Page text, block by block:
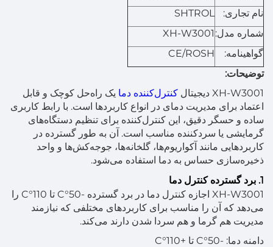
نام تجاری:
SHTROL
شماره مدل: XH-W3001
گواهینامه:
CE/ROSH
توضیحات:
XH-W3001 دیجیتال
کنترل‌کننده دما یک راه‌حل کوچک و قابل
اعتماد برای مدیریت دمای در انواع کاربردها است. با رابط کاربری
ساده و حسگر دقیق، این کنترل‌کننده برای تنظیم دستگاه‌های
گرمایشی یا سردکننده مناسب است. آن به طور گسترده در
کاربردهایی مانند آکواریوم‌ها، گلخانه‌ها، جوجه‌کش‌ها و واحد
ذخیره‌سازی حساس به دما استفاده می‌شود.
1. برد گسترده کنترل دما
XH-W3001 اجازه کنترل دما در برد گسترده -50°C تا 110°C را
می‌دهد که آن را مناسب برای کاربردهای مختلفی که نیازمند
مدیریت هم گرما و هم سردا شدن دارند می‌کند.
دامنه دما: -50°C تا +110°C